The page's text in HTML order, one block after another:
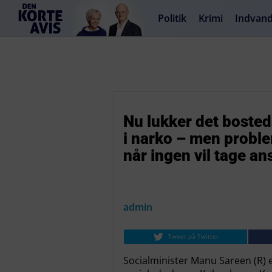
Politik Krimi
Nu lukker det
i narko – men
når ingen vil tage
admin
Tweet på Twitter
Socialminister Manu Sareen